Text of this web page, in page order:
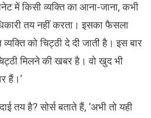
में किसी व्यक्ति का आना-जाना, कभी
तय नहीं करता। इसका फैसला
को चिट्ठी दे दी जाती है। इस बार
मिलने की खबर है। वो खुद भी
हैं।‘
तय है? सोर्स बताते हैं, ‘अभी तो यही